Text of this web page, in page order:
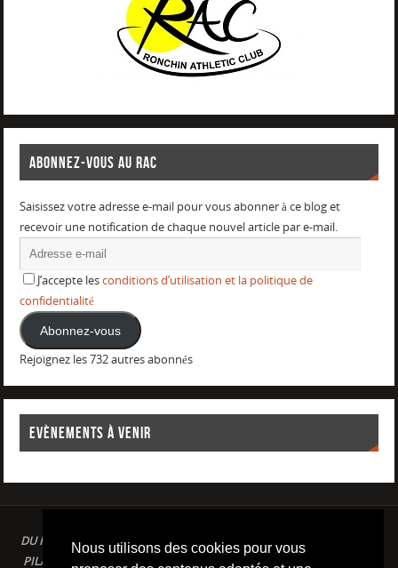
Nous utilisons des cookies pour vous
ABONNEZ-VOUS AU RAC
Saisissez votre adresse e-mail pour vous abonner à ce blog et
recevoir une notification de chaque nouvel article par e-mail.
J’accepte lesconditions d’utilisation et la politique de
confidentialité
Abonnez-vous
Rejoignez les 732 autres abonnés
EVÈNEMENTS À VENIR
DU PLAISIR DANS LE SPORT LOISIR A LA COMPETITION : AQUAGYM /
PILATES / STRETCHING / COURSE A PIED / NATATION / TRIATHLON /